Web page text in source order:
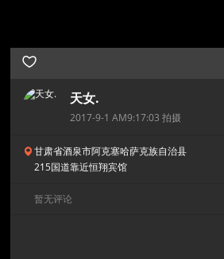
天女.
2017-9-1 AM9:17:03 拍摄
甘肃省酒泉市阿克塞哈萨克族自治县
215国道靠近恒翔宾馆
暂无评论